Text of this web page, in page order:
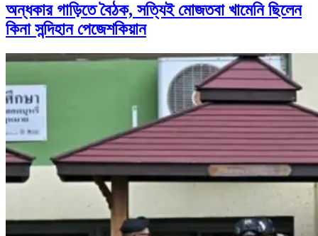
অন্ধকার গাড়িতে বৈঠক, সত্যিই মোজতবা খামেনি ছিলেন
কিনা সন্দিহান পেজেশকিয়ান